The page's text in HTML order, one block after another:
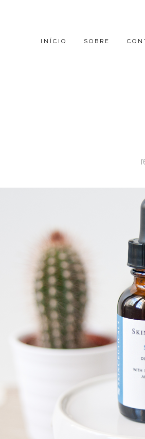
INÍCIO SOBRE